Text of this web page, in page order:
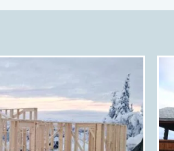
Det er
Likevel er
En
nok god